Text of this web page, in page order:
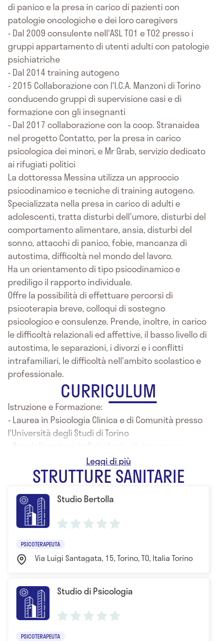
di panico e la presa in carico di pazienti con
patologie oncologiche e dei loro caregivers
- Dal 2009 consulente nell'ASL TO1 e TO2 presso i
gruppi appartamento di utenti adulti con patologie
psichiatriche
- Dal 2014 training autogeno
- 2015 Collaborazione con l'I.C.A. Manzoni di Torino
conducendo gruppi di supervisione casi e di
formazione con gli insegnanti
- Dal 2017 collaborazione con la coop. Stranaidea
nel progetto Contatto, per la presa in carico
psicologica dei minori, e Mr Grab, servizio dedicato
ai rifugiati politici
La dottoressa Messina utilizza un approccio
psicodinamico e tecniche di training autogeno.
Specializzata nella presa in carico di adulti e
adolescenti, tratta disturbi dell'umore, disturbi del
comportamento alimentare, ansia, disturbi del
sonno, attacchi di panico, fobie, mancanza di
autostima, difficoltà nel mondo del lavoro.
Ha un orientamento di tipo psicodinamico e
prediligo il rapporto individuale.
Offre la possibilità di effettuare percorsi di
psicoterapia breve, colloqui di sostegno
psicologico e consulenze. Prende, inoltre, in carico
le difficoltà relazionali ed affettive, il basso livello di
autostima, le separazioni, i divorzi e i conflitti
intrafamiliari, le difficoltà nell'ambito scolastico e
professionale.
CURRICULUM
Istruzione e Formazione:
- Laurea in Psicologia Clinica e di Comunità presso
l'Università degli Studi di Torino
- Specializzazione in Psicologia clinica presso
l'Università degli studi di Torino
STRUTTURE SANITARIE
Studio Bertolla
PSICOTERAPEUTA
Via Luigi Santagata, 15, Torino, TO, Italia Torino
Studio di Psicologia
PSICOTERAPEUTA